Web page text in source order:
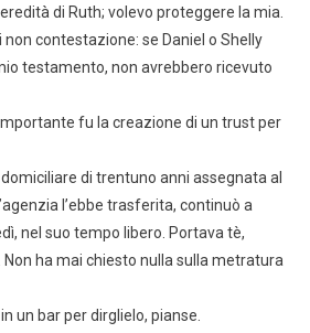
di Ruth; volevo proteggere la mia.
contestazione: se Daniel o Shelly
testamento, non avrebbero ricevuto
fu la creazione di un trust per
di trentuno anni assegnata al
l’ebbe trasferita, continuò a
nel suo tempo libero. Portava tè,
ha mai chiesto nulla sulla metratura
un bar per dirglielo, pianse.